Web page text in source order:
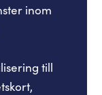
inom
till